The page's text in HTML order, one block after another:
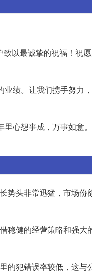
以最诚挚的祝福！祝
绩。让我们携手努力
心想事成，万事如意
头非常迅猛，市场份
稳健的经营策略和强大
的犯错误率较低，这与